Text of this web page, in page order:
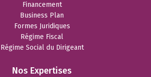
Financement
Business Plan
Formes Juridiques
Régime Fiscal
Régime Social du Dirigeant
Nos Expertises